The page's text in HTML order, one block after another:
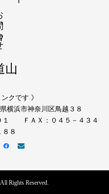
せ
山
クです 》
横浜市神奈川区鳥越３８
１ ＦＡＸ：０４５－４３４
８８
Rights Reserved.